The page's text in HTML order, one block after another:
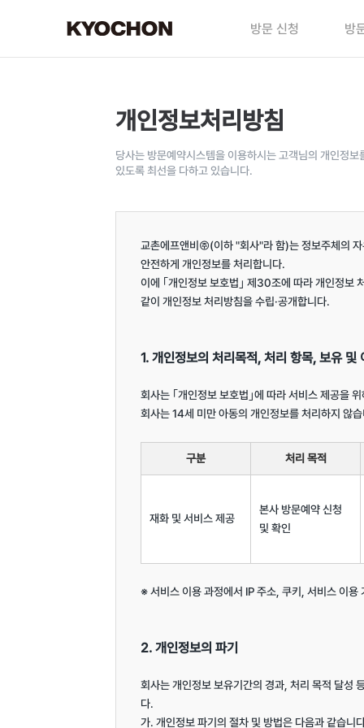
방문 신청 방
개인정보처리방침
당사는 방문예약시스템을 이용하시는 고객님의 개인정
있도록 최선을 다하고 있습니다.
교촌에프앤비㈜(이하 "회사"라 함)는 정보주체의
안전하게 개인정보를 처리합니다.
이에 ｢개인정보 보호법｣ 제30조에 따라 개인정보
같이 개인정보 처리방침을 수립·공개합니다.
1. 개인정보의 처리목적, 처리 항목, 보유 및
회사는 ｢개인정보 보호법｣에 따라 서비스 제공을
회사는 14세 미만 아동의 개인정보를 처리하지 않
구분 처리 목적
재화 및 서비스 제공
본사 방문예약 신청
및 확인
※ 서비스 이용 과정에서 IP 주소, 쿠키, 서비스 이
2. 개인정보의 파기
회사는 개인정보 보유기간의 경과, 처리 목적 달성
다.
가. 개인정보 파기의 절차 및 방법은 다음과 같습니